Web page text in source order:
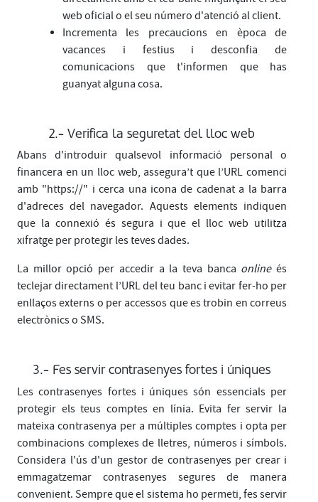
web oficial o el seu número d'atenció al client.
Incrementa les precaucions en època de
vacances i festius i desconfia de
comunicacions que t'informen que has
guanyat alguna cosa.
2.- Verifica la seguretat del lloc web
Abans d'introduir qualsevol informació personal o
financera en un lloc web, assegura’t que l’URL comenci
amb "https://" i cerca una icona de cadenat a la barra
d'adreces del navegador. Aquests elements indiquen
que la connexió és segura i que el lloc web utilitza
xifratge per protegir les teves dades.
La millor opció per accedir a la teva banca onlineés
teclejar directament l’URL del teu banc i evitar fer-ho per
enllaços externs o per accessos que es trobin en correus
electrònics o SMS.
3.- Fes servir contrasenyes fortes i úniques
Les contrasenyes fortes i úniques són essencials per
protegir els teus comptes en línia. Evita fer servir la
mateixa contrasenya per a múltiples comptes i opta per
combinacions complexes de lletres, números i símbols.
Considera l'ús d'un gestor de contrasenyes per crear i
emmagatzemar contrasenyes segures de manera
convenient. Sempre que el sistema ho permeti, fes servir